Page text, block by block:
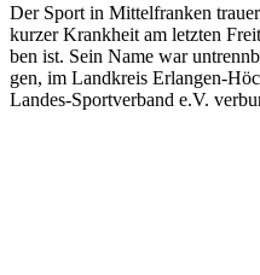
Der Sport in Mit­tel­fran­ken
kur­zer Krank­heit am letz­ten
ben ist. Sein Name war
gen, im Land­kreis Erlan­gen-
Lan­des-Sport­ver­band e.V.